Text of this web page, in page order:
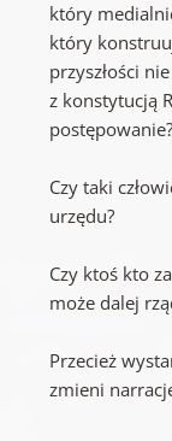
który
który
przyszłości
z konstytucją
postępowanie?
Czy taki
urzędu?
Czy ktoś kto
może dalej
Przecież
zmieni